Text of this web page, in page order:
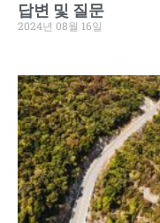
답변 및 질문
2024년 08월 16일